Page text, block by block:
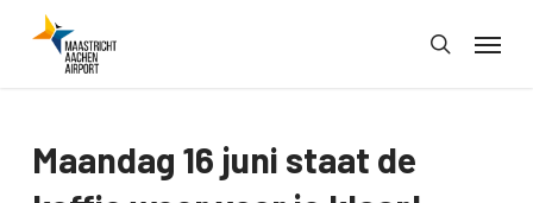
search
Menu
Maandag 16 juni staat de